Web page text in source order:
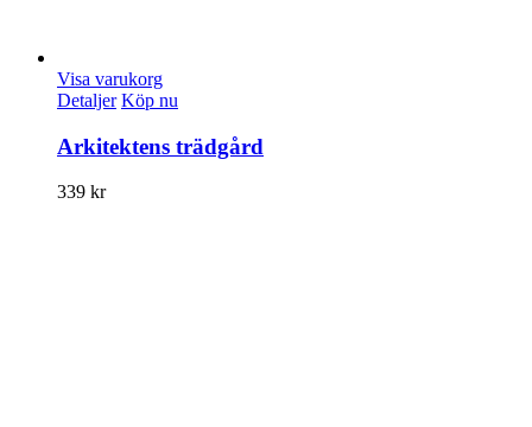
Visa varukorg
Detaljer Köp nu
Arkitektens trädgård
339 kr